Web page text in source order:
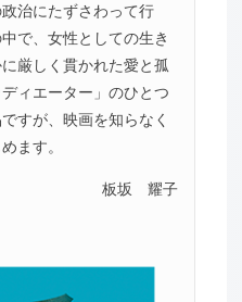
治にたずさわって行
で、女性としての生き
厳しく貫かれた愛と孤
ィエーター」のひとつ
すが、映画を知らなく
ます。
板坂 耀子